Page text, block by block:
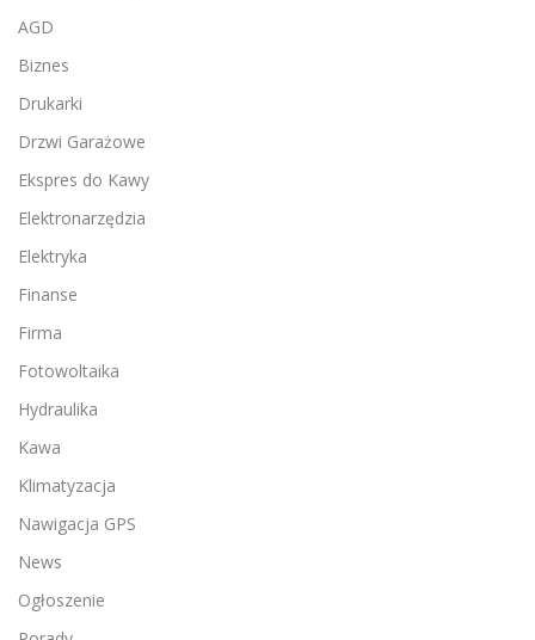
AGD
Biznes
Drukarki
Drzwi Garażowe
Ekspres do Kawy
Elektronarzędzia
Elektryka
Finanse
Firma
Fotowoltaika
Hydraulika
Kawa
Klimatyzacja
Nawigacja GPS
News
Ogłoszenie